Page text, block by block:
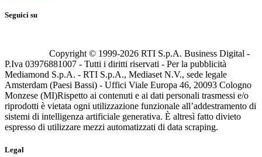
Seguici su
Copyright © 1999-2026 RTI S.p.A. Business Digital -
P.Iva 03976881007 - Tutti i diritti riservati - Per la pubblicità
Mediamond S.p.A. - RTI S.p.A., Mediaset N.V., sede legale
Amsterdam (Paesi Bassi) - Uffici Viale Europa 46, 20093 Cologno
Monzese (MI)Rispetto ai contenuti e ai dati personali trasmessi e/o
riprodotti è vietata ogni utilizzazione funzionale all’addestramento di
sistemi di intelligenza artificiale generativa. È altresì fatto divieto
espresso di utilizzare mezzi automatizzati di data scraping.
Legal